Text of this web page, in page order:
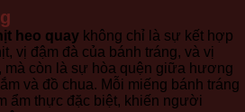
heo quay không chỉ là sự kết hợp
vị đậm đà của bánh tráng, và vị
mà còn là sự hòa quện giữa hương
và đồ chua. Mỗi miếng bánh tráng
ẩm thực đặc biệt, khiến người